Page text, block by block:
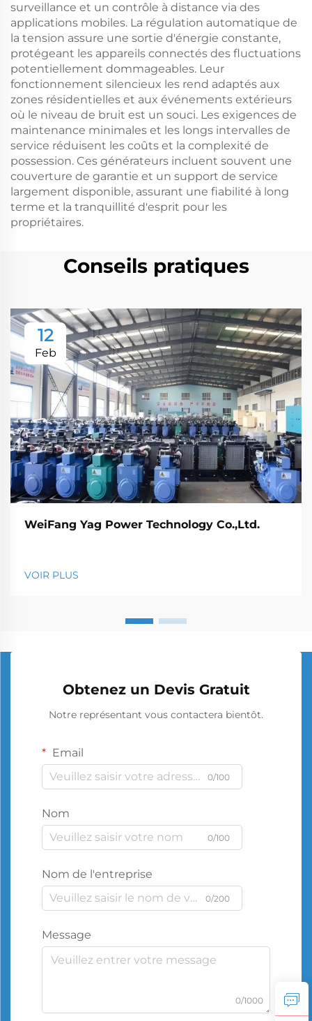
surveillance et un contrôle à distance via des
applications mobiles. La régulation automatique de
la tension assure une sortie d'énergie constante,
protégeant les appareils connectés des fluctuations
potentiellement dommageables. Leur
fonctionnement silencieux les rend adaptés aux
zones résidentielles et aux événements extérieurs
où le niveau de bruit est un souci. Les exigences de
maintenance minimales et les longs intervalles de
service réduisent les coûts et la complexité de
possession. Ces générateurs incluent souvent une
couverture de garantie et un support de service
largement disponible, assurant une fiabilité à long
terme et la tranquillité d'esprit pour les
propriétaires.
Conseils pratiques
12
Feb
WeiFang Yag Power Technology Co.,Ltd.
VOIR PLUS
Obtenez un Devis Gratuit
Notre représentant vous contactera bientôt.
Email
0/100
Nom
0/100
Nom de l'entreprise
0/200
Message
0/1000